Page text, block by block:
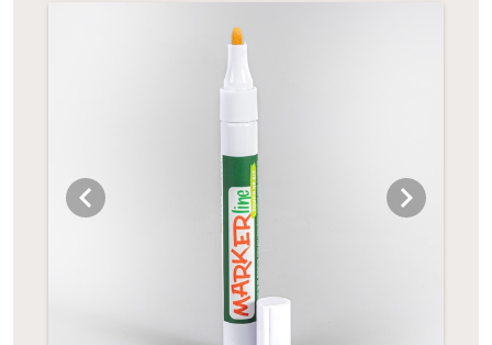
chevron_left chevron_right